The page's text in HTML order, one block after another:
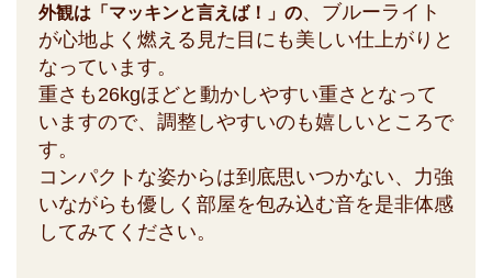
外観は「マッキンと言えば！」の、ブルーライト
が心地よく燃える見た目にも美しい仕上がりと
なっています。
重さも26kgほどと動かしやすい重さとなって
いますので、調整しやすいのも嬉しいところで
す。
コンパクトな姿からは到底思いつかない、力強
いながらも優しく部屋を包み込む音を是非体感
してみてください。